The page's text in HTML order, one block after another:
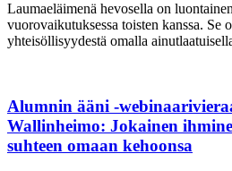
Laumaeläimenä hevosella on
vuorovaikutuksessa toisten kanssa. Se
yhteisöllisyydestä omalla
Alumnin ääni -
Wallinheimo: Jokainen
suhteen omaan kehoonsa